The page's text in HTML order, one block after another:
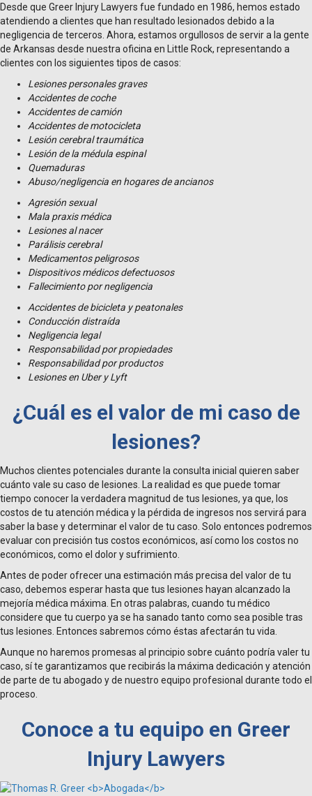
Desde que Greer Injury Lawyers fue fundado en 1986, hemos estado
atendiendo a clientes que han resultado lesionados debido a la
negligencia de terceros. Ahora, estamos orgullosos de servir a la gente
de Arkansas desde nuestra oficina en Little Rock, representando a
clientes con los siguientes tipos de casos:
Lesiones personales graves
Accidentes de coche
Accidentes de camión
Accidentes de motocicleta
Lesión cerebral traumática
Lesión de la médula espinal
Quemaduras
Abuso/negligencia en hogares de ancianos
Agresión sexual
Mala praxis médica
Lesiones al nacer
Parálisis cerebral
Medicamentos peligrosos
Dispositivos médicos defectuosos
Fallecimiento por negligencia
Accidentes de bicicleta y peatonales
Conducción distraída
Negligencia legal
Responsabilidad por propiedades
Responsabilidad por productos
Lesiones en Uber y Lyft
¿Cuál es el valor de mi caso de
lesiones?
Muchos clientes potenciales durante la consulta inicial quieren saber
cuánto vale su caso de lesiones. La realidad es que puede tomar
tiempo conocer la verdadera magnitud de tus lesiones, ya que, los
costos de tu atención médica y la pérdida de ingresos nos servirá para
saber la base y determinar el valor de tu caso. Solo entonces podremos
evaluar con precisión tus costos económicos, así como los costos no
económicos, como el dolor y sufrimiento.
Antes de poder ofrecer una estimación más precisa del valor de tu
caso, debemos esperar hasta que tus lesiones hayan alcanzado la
mejoría médica máxima. En otras palabras, cuando tu médico
considere que tu cuerpo ya se ha sanado tanto como sea posible tras
tus lesiones. Entonces sabremos cómo éstas afectarán tu vida.
Aunque no haremos promesas al principio sobre cuánto podría valer tu
caso, sí te garantizamos que recibirás la máxima dedicación y atención
de parte de tu abogado y de nuestro equipo profesional durante todo el
proceso.
Conoce a tu equipo en Greer
Injury Lawyers